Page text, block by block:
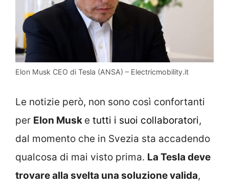
Elon Musk CEO di Tesla (ANSA) – Electricmobility.it
Le notizie però, non sono così confortanti
per Elon Musk e tutti i suoi collaboratori,
dal momento che in Svezia sta accadendo
qualcosa di mai visto prima. La Tesla deve
trovare alla svelta una soluzione valida,